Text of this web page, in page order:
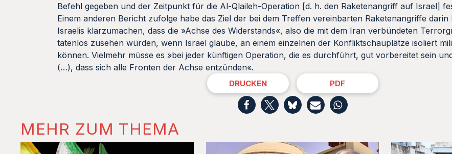
Befehl gegeben und der Zeitpunkt für die Al-Qlaileh-Operation [d. h. den Raketenangriff auf Israel]
Einem anderen Bericht zufolge habe das Ziel der bei dem Treffen vereinbarten Raketenangriffe darin
Israelis klarzumachen, dass die »Achse des Widerstands«, also die mit dem Iran verbündeten
tatenlos zusehen würden, wenn Israel glaube, an einem einzelnen der Konfliktschauplätze isoliert
können. Vielmehr müsse es »bei jeder künftigen Operation, die es durchführt, gut vorbereitet sein
(…), dass sich alle Fronten der Achse entzünden«.
DRUCKEN PDF
MEHR ZUM THEMA